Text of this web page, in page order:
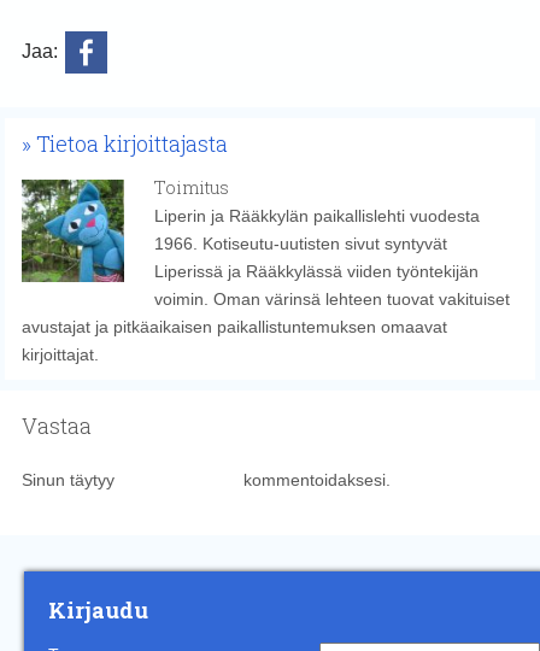
Jaa:
Tietoa kirjoittajasta
Toimitus
Liperin ja Rääkkylän paikallislehti vuodesta
1966. Kotiseutu-uutisten sivut syntyvät
Liperissä ja Rääkkylässä viiden työntekijän
voimin. Oman värinsä lehteen tuovat vakituiset
avustajat ja pitkäaikaisen paikallistuntemuksen omaavat
kirjoittajat.
Vastaa
Sinun täytyy kommentoidaksesi.
Kirjaudu